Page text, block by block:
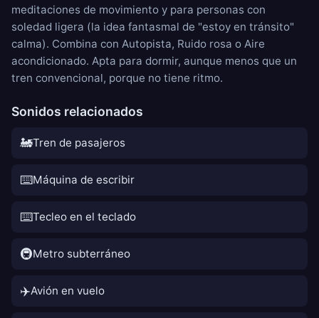
meditaciones de movimiento y para personas con
soledad ligera (la idea fantasmal de "estoy en tránsito"
calma). Combina con Autopista, Ruido rosa o Aire
acondicionado. Apta para dormir, aunque menos que un
tren convencional, porque no tiene ritmo.
Sonidos relacionados
🚂Tren de pasajeros
⌨️Máquina de escribir
⌨️Tecleo en el teclado
🚇Metro subterráneo
✈️Avión en vuelo